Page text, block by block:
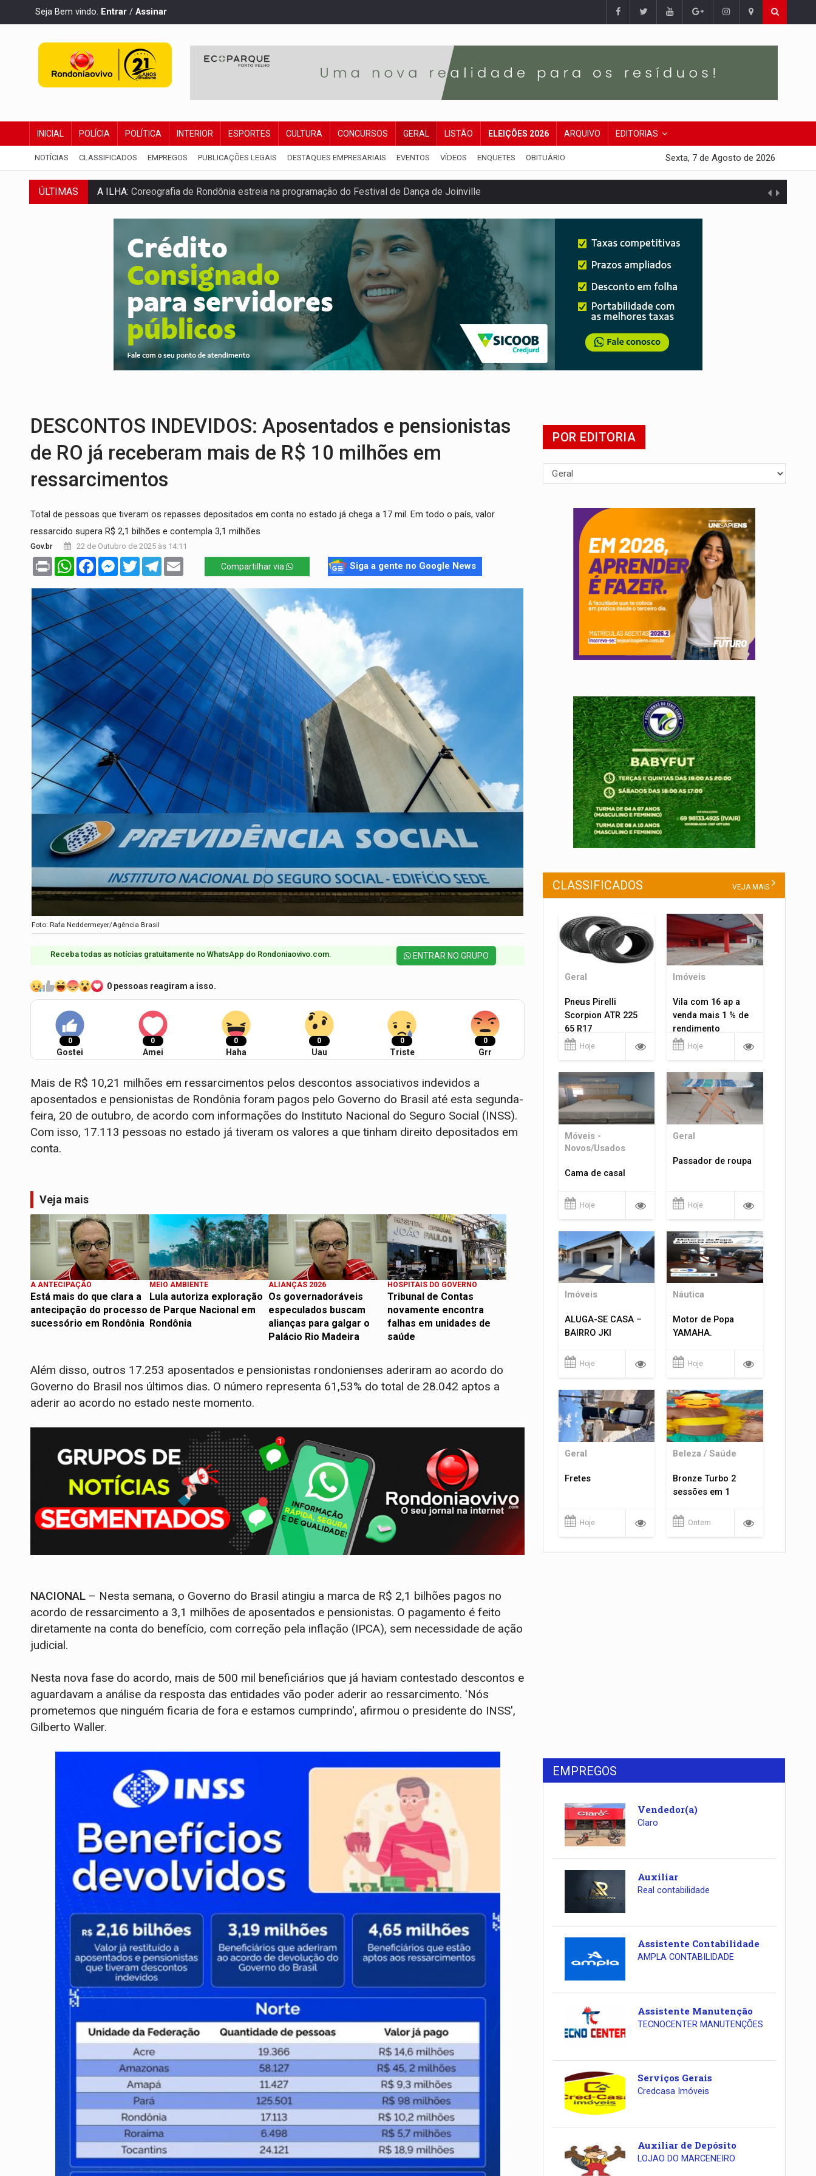
Seja Bem vindo. Entrar / Assinar
INICIAL POLÍCIA POLÍTICA INTERIOR ESPORTES CULTURA CONCURSOS GERAL LISTÃO ELEIÇÕES 2026 ARQUIVO EDITORIAS
NOTÍCIAS CLASSIFICADOS EMPREGOS PUBLICAÇÕES LEGAIS DESTAQUES EMPRESARIAIS EVENTOS VÍDEOS ENQUETES OBITUÁRIO Sexta, 7 de Agosto de 2026
ÚLTIMAS
A ILHA:Coreografia de Rondônia estreia na programação do Festival de Dança de Joinville
ELEIÇÕES 2026:Sgt. Mouza esclarece 'erro de digitação' em declaração de patrimônio de R$ 29 mi
JUDICIÁRIO:Sinjur parabeniza servidores pelo adicional de incentivo com efeitos retroativos
Publicação Legal: AVISO DE LICITAÇÃO: Pregão Eletrônico Nº 12/2026 - UASG 200095
BR-364:Polícia apreende mais de uma tonelada de drogas em fundo falso de caminhão
PRESENTES: Confira os sorteados na promoção de dia dos Pais
VOVÔ LADRÃO:Idoso é filmado furtando bicicleta na frente de comércio
JUSTIÇA:Comarca de Nova Mamoré terá seu primeiro júri popular
ADAILTON FÚRIA: Assessoria denuncia suposto ataque com perfis falsos no Instagram
DESCONTOS INDEVIDOS: Aposentados e pensionistas
de RO já receberam mais de R$ 10 milhões em
ressarcimentos
Total de pessoas que tiveram os repasses depositados em conta no estado já chega a 17 mil. Em todo o país, valor
ressarcido supera R$ 2,1 bilhões e contempla 3,1 milhões
Gov.br 22 de Outubro de 2025 às 14:11
Print WhatsAppFacebookMessenger
TwitterTelegram Compartilhar via Siga a gente no Google News
Foto: Rafa Neddermeyer/Agência Brasil
Receba todas as notícias gratuitamente no WhatsApp do Rondoniaovivo.com.​ ENTRAR NO GRUPO
0 pessoas reagiram a isso.
0
Gostei
0
Amei
0
Haha
0
Uau
0
Triste
0
Grr
Mais de R$ 10,21 milhões em ressarcimentos pelos descontos associativos indevidos a
aposentados e pensionistas de Rondônia foram pagos pelo Governo do Brasil até esta segunda-
feira, 20 de outubro, de acordo com informações do Instituto Nacional do Seguro Social (INSS).
Com isso, 17.113 pessoas no estado já tiveram os valores a que tinham direito depositados em
conta.
Veja mais
A ANTECIPAÇÃO
Está mais do que clara a
antecipação do processo
sucessório em Rondônia
MEIO AMBIENTE
Lula autoriza exploração
de Parque Nacional em
Rondônia
ALIANÇAS 2026
Os governadoráveis
especulados buscam
alianças para galgar o
Palácio Rio Madeira
HOSPITAIS DO GOVERNO
Tribunal de Contas
novamente encontra
falhas em unidades de
saúde
Além disso, outros 17.253 aposentados e pensionistas rondonienses aderiram ao acordo do
Governo do Brasil nos últimos dias. O número representa 61,53% do total de 28.042 aptos a
aderir ao acordo no estado neste momento.
NACIONAL – Nesta semana, o Governo do Brasil atingiu a marca de R$ 2,1 bilhões pagos no
acordo de ressarcimento a 3,1 milhões de aposentados e pensionistas. O pagamento é feito
diretamente na conta do benefício, com correção pela inflação (IPCA), sem necessidade de ação
judicial.
Nesta nova fase do acordo, mais de 500 mil beneficiários que já haviam contestado descontos e
aguardavam a análise da resposta das entidades vão poder aderir ao ressarcimento. 'Nós
prometemos que ninguém ficaria de fora e estamos cumprindo', afirmou o presidente do INSS',
Gilberto Waller.
POR EDITORIA
CLASSIFICADOS VEJA MAIS
Geral
Pneus Pirelli
Scorpion ATR 225
65 R17
Hoje
Imóveis
Vila com 16 ap a
venda mais 1 % de
rendimento
Hoje
Móveis -
Novos/Usados
Cama de casal
Hoje
Geral
Passador de roupa
Hoje
Imóveis
ALUGA-SE CASA –
BAIRRO JKI
Hoje
Náutica
Motor de Popa
YAMAHA.
Hoje
Geral
Fretes
Hoje
Beleza / Saúde
Bronze Turbo 2
sessões em 1
Ontem
EMPREGOS
Vendedor(a)
Claro
Auxiliar
Real contabilidade
Assistente Contabilidade
AMPLA CONTABILIDADE
Assistente Manutenção
TECNOCENTER MANUTENÇÕES
Serviços Gerais
Credcasa Imóveis
Auxiliar de Depósito
LOJAO DO MARCENEIRO